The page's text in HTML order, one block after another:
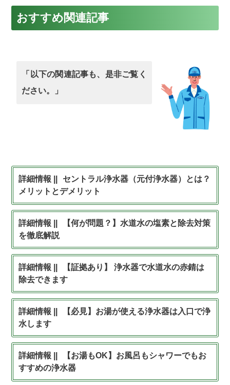
おすすめ関連記事
「以下の関連記事も、是非ご覧く
ださい。」
セントラル浄水器（元付浄水器）とは？
メリットとデメリット
【何が問題？】水道水の塩素と除去対策
を徹底解説
【証拠あり】 浄水器で水道水の赤錆は
除去できます
【必見】お湯が使える浄水器は入口で浄
水します
【お湯もOK】お風呂もシャワーでもお
すすめの浄水器